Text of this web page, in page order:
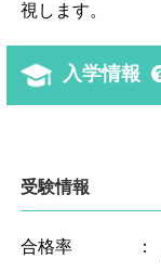
視します。
入学情報
受験情報
合格率 ：